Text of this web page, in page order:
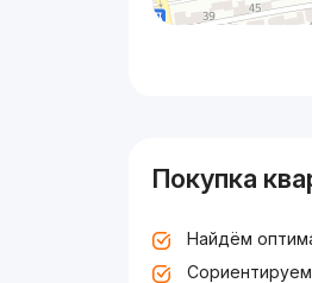
Покупка
Найдём
Сориентируем